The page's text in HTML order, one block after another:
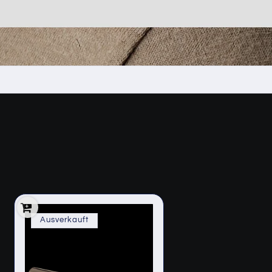
Ausverkauft